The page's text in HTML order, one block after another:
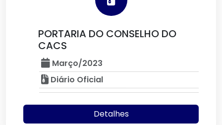
PORTARIA DO CONSELHO DO
CACS
Março/2023
Diário Oficial
Detalhes